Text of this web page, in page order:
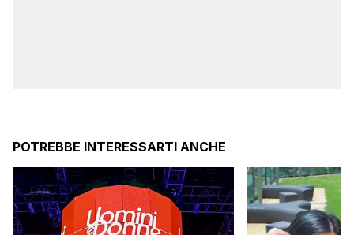
POTREBBE INTERESSARTI ANCHE